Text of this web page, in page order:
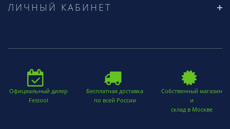
ЛИЧНЫЙ КАБИНЕТ
Официальный дилер
Festool
Бесплатная доставка
по всей России
Собственный магазин
и
склад в Москве